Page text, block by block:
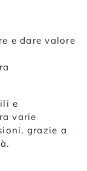
e dare valore
e
varie
grazie a